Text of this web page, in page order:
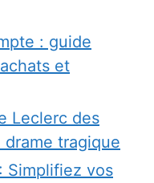
: guide
et
Leclerc des
tragique
Simplifiez vos